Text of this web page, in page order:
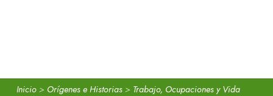
Inicio > Orígenes e Historias > Trabajo, Ocupaciones y Vida